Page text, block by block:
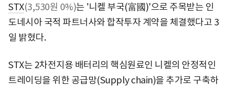
STX(3,530원 0%)는 '니켈 부국(富國)'으로 주목받는 인
도네시아 국적 파트너사와 합작투자 계약을 체결했다고 3
일 밝혔다.
STX는 2차전지용 배터리의 핵심원료인 니켈의 안정적인
트레이딩을 위한 공급망(Supply chain)을 추가로 구축하